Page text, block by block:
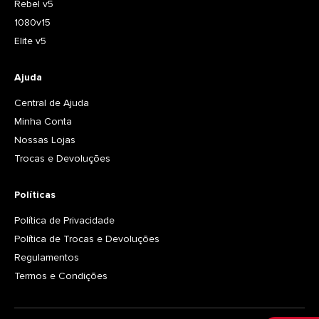
Rebel v5
1080v15
Elite v5
Ajuda
Central de Ajuda
Minha Conta
Nossas Lojas
Trocas e Devoluções
Políticas
Política de Privacidade
Política de Trocas e Devoluções
Regulamentos
Termos e Condições